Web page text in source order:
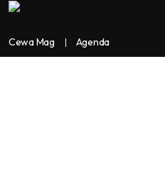
Cewa Mag Agenda